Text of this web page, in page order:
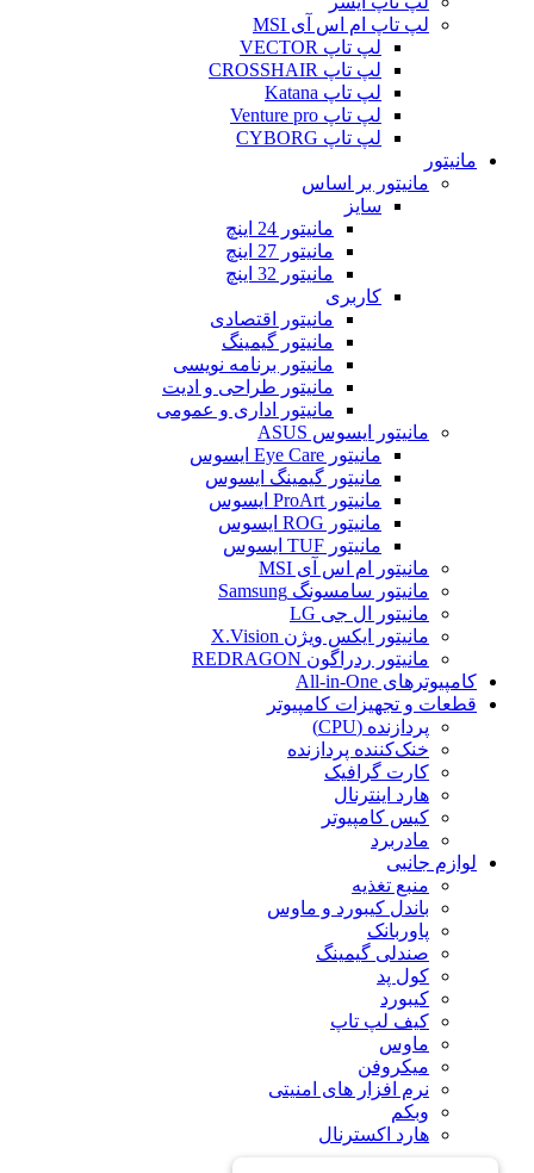
لپ تاپ ام اس آی MSI
لپ تاپ VECTOR
لپ تاپ CROSSHAIR
لپ تاپ Katana
لپ تاپ Venture pro
لپ تاپ CYBORG
مانیتور
مانیتور بر اساس
سایز
مانیتور 24 اینچ
مانیتور 27 اینچ
مانیتور 32 اینچ
کاربری
مانیتور اقتصادی
مانیتور گیمینگ
مانیتور برنامه نویسی
مانیتور طراحی و ادیت
مانیتور اداری و عمومی
مانیتور ایسوس ASUS
مانیتور Eye Care ایسوس
مانیتور گیمینگ ایسوس
مانیتور ProArt ایسوس
مانیتور ROG ایسوس
مانیتور TUF ایسوس
مانیتور ام اس آی MSI
مانیتور سامسونگ Samsung
مانیتور ال جی LG
مانیتور ایکس ویژن X.Vision
مانیتور ردراگون REDRAGON
کامپیوترهای All-in-One
قطعات و تجهیزات کامپیوتر
پردازنده (CPU)
خنک‌کننده پردازنده
کارت گرافیک
هارد اینترنال
کیس کامپیوتر
مادربرد
لوازم جانبی
منبع تغذیه
باندل کیبورد و ماوس
پاوربانک
صندلی گیمینگ
کول پد
کیبورد
کیف لپ تاپ
ماوس
میکروفن
نرم افزار های امنیتی
وبکم
هارد اکسترنال